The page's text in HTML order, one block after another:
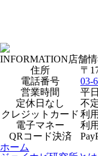
INFORMATION店舗
住所
〒
電話番号
03-
営業時間
平
定休日なし
不
クレジットカード 利
電子マネー
利
QRコード決済
ホーム